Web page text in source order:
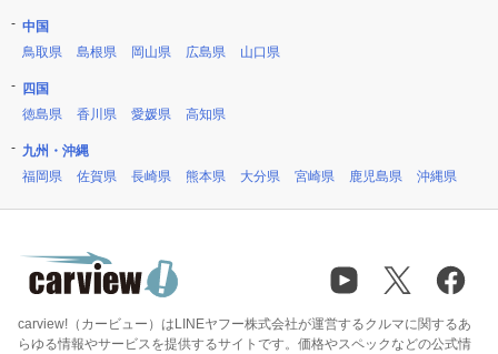
中国
鳥取県
島根県 岡山県 広島県 山口県
四国
徳島県
香川県 愛媛県 高知県
九州・沖縄
福岡県
佐賀県 長崎県 熊本県 大分県 宮崎県 鹿児島県 沖縄県
carview!（カービュー）はLINEヤフー株式会社が運営するクルマに関するあ
らゆる情報やサービスを提供するサイトです。価格やスペックなどの公式情